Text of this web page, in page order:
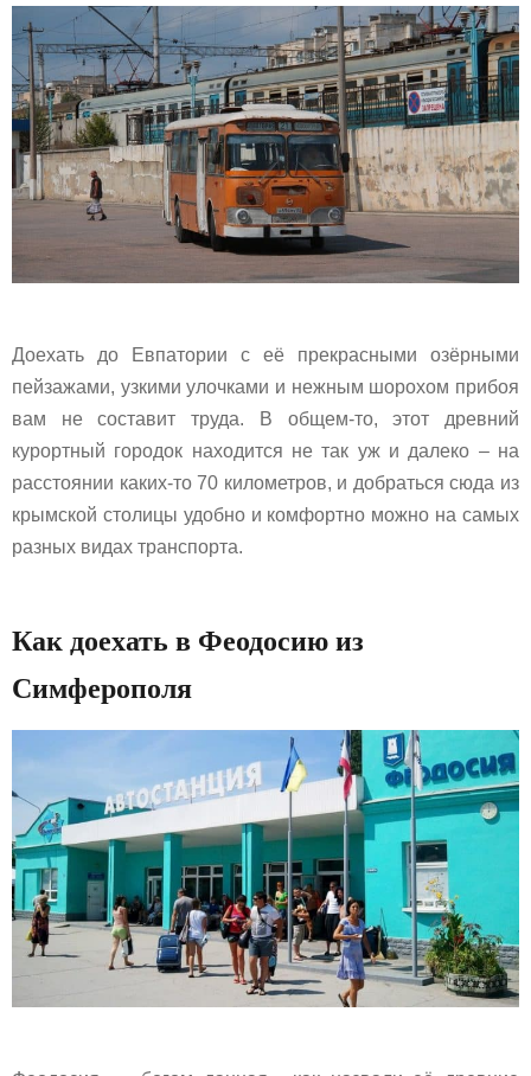
Доехать до Евпатории с её прекрасными озёрными
пейзажами, узкими улочками и нежным шорохом прибоя
вам не составит труда. В общем-то, этот древний
курортный городок находится не так уж и далеко – на
расстоянии каких-то 70 километров, и добраться сюда из
крымской столицы удобно и комфортно можно на самых
разных видах транспорта.
Как доехать в Феодосию из
Симферополя